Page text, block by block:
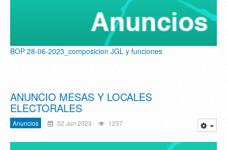
BOP 28-06-2023_composicion JGL y funciones
ANUNCIO MESAS Y LOCALES
ELECTORALES
Anuncios 02 Jun 2023 1237